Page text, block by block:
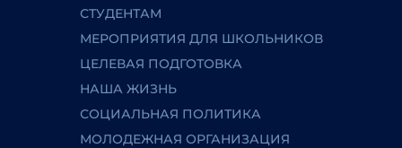
СТУДЕНТАМ
МЕРОПРИЯТИЯ ДЛЯ ШКОЛЬНИКОВ
ЦЕЛЕВАЯ ПОДГОТОВКА
НАША ЖИЗНЬ
СОЦИАЛЬНАЯ ПОЛИТИКА
МОЛОДЕЖНАЯ ОРГАНИЗАЦИЯ